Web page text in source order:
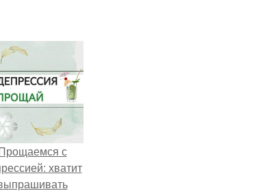
с
хватит